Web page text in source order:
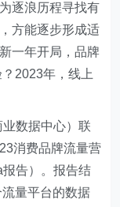
逐浪历程寻找有
方能逐步形成适
一年开局，品牌
2023年，线上
数据中心）联
消费品牌流量营
告）。报告结
量平台的数据